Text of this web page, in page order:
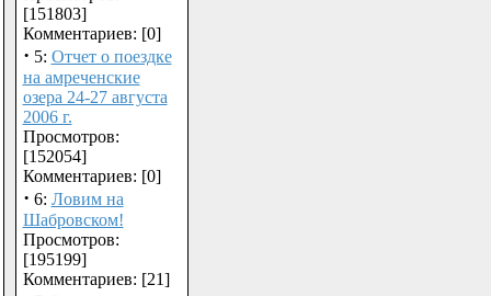
[151803]
Комментариев: [0]
· 5: Отчет о поездке
на амреченские
озера 24-27 августа
2006 г.
Просмотров:
[152054]
Комментариев: [0]
· 6: Ловим на
Шабровском!
Просмотров:
[195199]
Комментариев: [21]